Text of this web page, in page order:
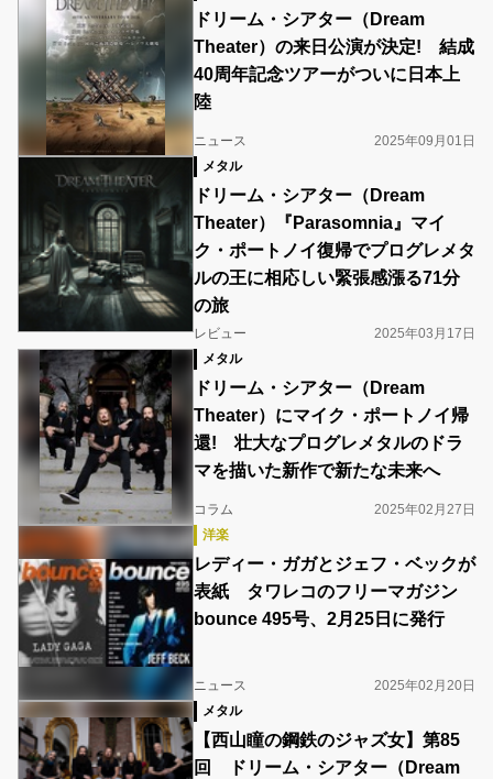
ドリーム・シアター（Dream
Theater）の来日公演が決定! 結成
40周年記念ツアーがついに日本上
陸
ニュース
2025年09月01日
メタル
ドリーム・シアター（Dream
Theater）『Parasomnia』マイ
ク・ポートノイ復帰でプログレメタ
ルの王に相応しい緊張感漲る71分
の旅
レビュー
2025年03月17日
メタル
ドリーム・シアター（Dream
Theater）にマイク・ポートノイ帰
還! 壮大なプログレメタルのドラ
マを描いた新作で新たな未来へ
コラム
2025年02月27日
洋楽
レディー・ガガとジェフ・ベックが
表紙 タワレコのフリーマガジン
bounce 495号、2月25日に発行
ニュース
2025年02月20日
メタル
【西山瞳の鋼鉄のジャズ女】第85
回 ドリーム・シアター（Dream